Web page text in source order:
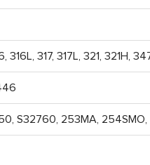
317, 317L, 321, 321H,
S32760, 253MA,